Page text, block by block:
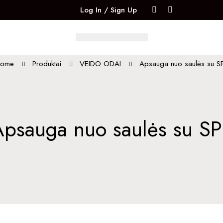
Log In / Sign Up
Produktai VEIDO ODAI Apsauga nuo saulės su
nuo saulės su